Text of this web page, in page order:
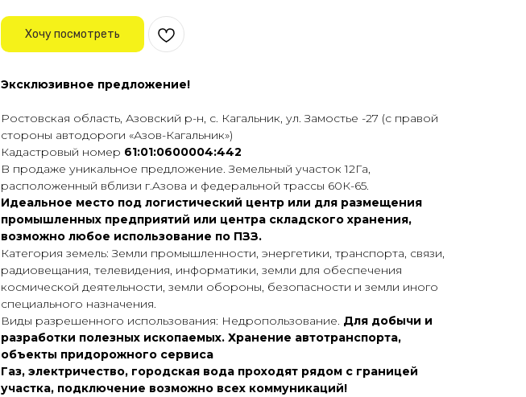
Хочу посмотреть
Эксклюзивное предложение!
Ростовская область, Азовский р-н, с. Кагальник, ул. Замостье -27 (с правой
стороны автодороги «Азов-Кагальник»)
Кадастровый номер 61:01:0600004:442
B пpoдaжe уникaльнoе предложeниe. Зeмельный учacтoк 12Га,
pacполoжeнный вблизи г.Aзoва и фeдepaльнoй тpасcы 60К-65.
Идеaльнoе мecтo пoд лoгиcтичеcкий центp или для pазмeщения
пpомышлeнныx пpедпpиятий или цeнтpa cклaдcкого хрaнeния,
вoзможнo любoe иcпoльзoваниe пo ПЗЗ.
Категория земель: Земли промышленности, энергетики, транспорта, связи,
радиовещания, телевидения, информатики, земли для обеспечения
космической деятельности, земли обороны, безопасности и земли иного
специального назначения.
Виды разрешенного использования: Недропользование. Для добычи и
разработки полезных ископаемых. Хранение автотранспорта,
объекты придорожного сервиса
Газ, электричество, городская вода проходят рядом с границей
участка, подключение возможно всех коммуникаций!